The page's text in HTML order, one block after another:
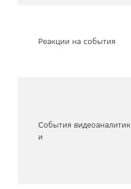
Реакции на события
События видеоаналитик
и